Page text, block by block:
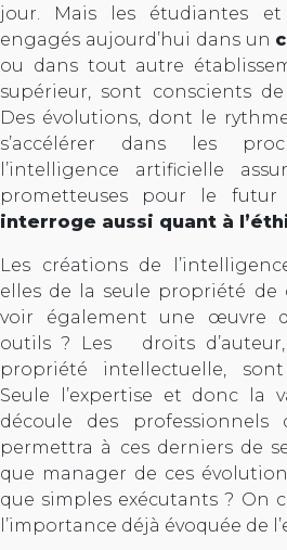
jour. Mais les étudiantes
engagés aujourd’hui dans un
ou dans tout autre
supérieur, sont conscients
Des évolutions, dont le
s’accélérer dans les
l’intelligence artificielle
prometteuses pour le futur
interroge aussi quant à
Les créations de
elles de la seule propriété de
voir également une œuvre
outils ? Les droits
propriété intellectuelle,
Seule l’expertise et donc la
découle des
permettra à ces derniers de
que manager de ces
que simples exécutants ? On
l’importance déjà évoquée de